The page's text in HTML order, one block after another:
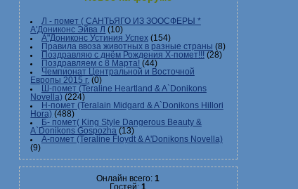
Л - помет ( САНТЬЯГО ИЗ ЗООСФЕРЫ *
А'Дониконс Эйва Л (10)
А"Дониконс Устиния Успех (154)
Правила ввоза животных в разные страны (8)
Поздравляю с днём Рождения Х-помет!!! (28)
Поздравляем с 8 Марта! (44)
Чемпионат Центральной и Восточной
Европы 2015 г. (0)
Ш-помет (Teraline Heartland & A`Donikons
Novella) (224)
Н-помет (Teralain Midgard & A`Donikons Hillori
Hora) (488)
Б- помет( King Style Dangerous Beauty &
A`Donikons Gospozha (13)
А-помет (Teraline Floydt & A'Donikons Novella)
(9)
Онлайн всего:1
Гостей:1